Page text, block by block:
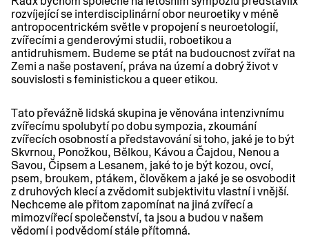
rozvíjející se interdisciplinární obor neuroetiky v méně
antropocentrickém světle v propojení s neuroetologií,
zvířecími a genderovými studii, roboetikou a
antidruhismem. Budeme se ptát na budoucnost zvířat na
Zemi a naše postavení, práva na území a dobrý život v
souvislosti s feministickou a queer etikou.
Tato převážně lidská skupina je věnována intenzivnímu
zvířecímu spolubytí po dobu sympozia, zkoumání
zvířecích osobností a představování si toho, jaké je to být
Skvrnou, Ponožkou, Bělkou, Kávou a Čajdou, Nenou a
Savou, Čipsem a Lesanem, jaké to je být kozou, ovcí,
psem, broukem, ptákem, člověkem a jaké je se osvobodit
z druhových klecí a zvědomit subjektivitu vlastní i vnější.
Nechceme ale přitom zapomínat na jiná zvířecí a
mimozvířecí společenství, ta jsou a budou v našem
vědomí i podvědomí stále přítomná.